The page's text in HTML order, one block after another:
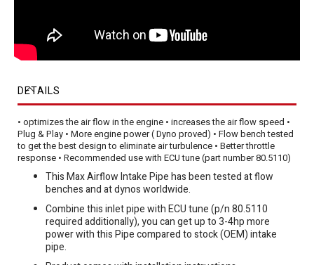
DETAILS
• optimizes the air flow in the engine • increases the air flow speed •
Plug & Play • More engine power ( Dyno proved) • Flow bench tested
to get the best design to eliminate air turbulence • Better throttle
response • Recommended use with ECU tune (part number 80.5110)
This Max Airflow Intake Pipe has been tested at flow
benches and at dynos worldwide.
Combine this inlet pipe with ECU tune (p/n 80.5110
required additionally), you can get up to 3-4hp more
power with this Pipe compared to stock (OEM) intake
pipe.